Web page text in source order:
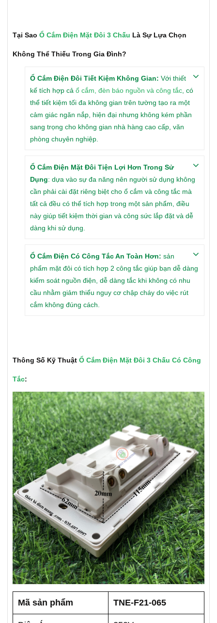
Tại Sao Ổ Cắm Điện Mặt Đôi 3 Chấu Là Sự Lựa Chọn
Không Thể Thiếu Trong Gia Đình?
Ổ Cắm Điện Đôi Tiết Kiệm Không Gian: Với thiết
kế tích hợp cả ổ cắm, đèn báo nguồn và công tắc , có
thể tiết kiệm tối đa không gian trên tường tạo ra một
cảm giác ngăn nắp, hiện đại nhưng không kém phần
sang trọng cho không gian nhà hàng cao cấp, văn
phòng chuyên nghiệp.
Ổ Cắm Điện Mặt Đôi Tiện Lợi Hơn Trong Sử
Dụng: dựa vào sự đa năng nên người sử dụng không
cần phải cài đặt riêng biệt cho ổ cắm và công tắc mà
tất cả đều có thể tích hợp trong một sản phẩm, điều
này giúp tiết kiệm thời gian và công sức lắp đặt và dễ
dàng khi sử dụng.
Ổ Cắm Điện Có Công Tắc An Toàn Hơn: sản
phẩm mặt đôi có tích hợp 2 công tắc giúp bạn dễ dàng
kiểm soát nguồn điện, dễ dàng tắc khi không có nhu
cầu nhằm giảm thiểu nguy cơ chập cháy do việc rút
cắm không đúng cách.
Thông Số Kỹ Thuật Ổ Cắm Điện Mặt Đôi 3 Chấu Có Công
Tắc:
Mã sản phẩm TNE-F21-065